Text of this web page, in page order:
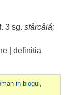
3 sg. sfârcâiá;
| definitia
in blogul,